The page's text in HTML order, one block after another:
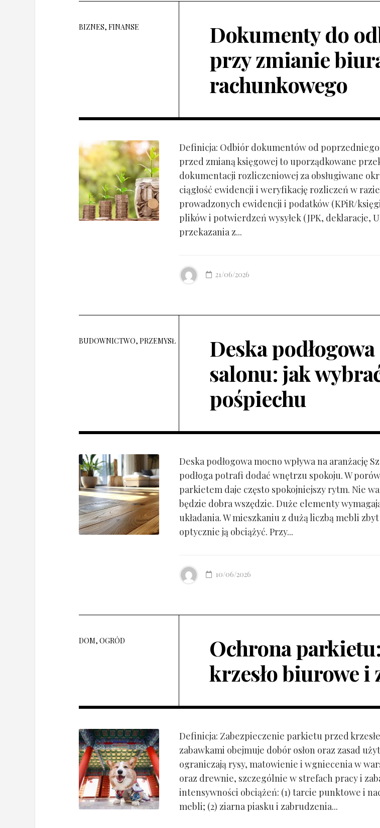
BIZNES, FINANSE
Dokumenty do
przy zmianie
rachunkowego
Definicja: Odbiór dokumentów od
przed zmianą księgowej to uporządkowane
dokumentacji rozliczeniowej za obsługiwane
ciągłość ewidencji i weryfikację rozliczeń w
prowadzonych ewidencji i podatków (KPiR/
plików i potwierdzeń wysyłek (JPK, deklaracje,
przekazania z...
21/06/2026
BUDOWNICTWO, PRZEMYSŁ
Deska
salonu: jak
pośpiechu
Deska podłogowa mocno wpływa na aranżację
podłoga potrafi dodać wnętrzu spokoju. W
parkietem daje często spokojniejszy rytm. Nie
będzie dobra wszędzie. Duże elementy
układania. W mieszkaniu z dużą liczbą mebli
optycznie ją obciążyć. Przy...
10/06/2026
DOM, OGRÓD
Ochrona parkietu:
krzesło biurowe i
Definicja: Zabezpieczenie parkietu przed
zabawkami obejmuje dobór osłon oraz zasad
ograniczają rysy, matowienie i wgniecenia w
oraz drewnie, szczególnie w strefach pracy i
intensywności obciążeń: (1) tarcie punktowe i
mebli; (2) ziarna piasku i zabrudzenia...